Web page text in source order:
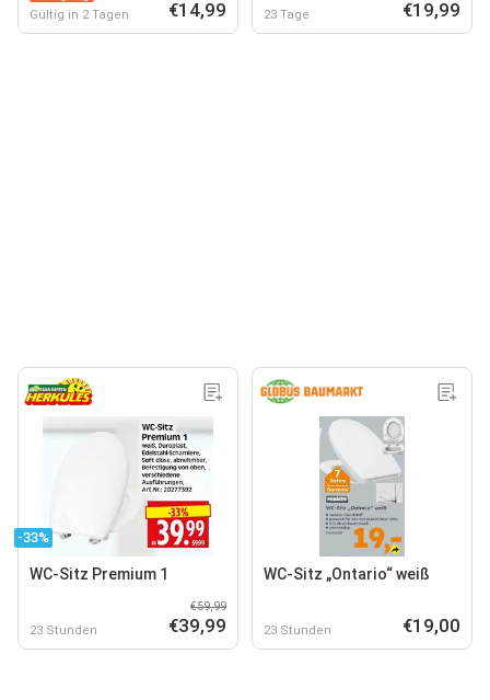
Gültig in 2 Tagen €14,99 23 Tage €19,99
-33%
WC-Sitz Premium 1
23 Stunden
€59,99
€39,99
WC-Sitz „Ontario“ weiß
23 Stunden €19,00